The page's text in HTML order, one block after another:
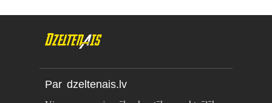
Par dzeltenais.lv